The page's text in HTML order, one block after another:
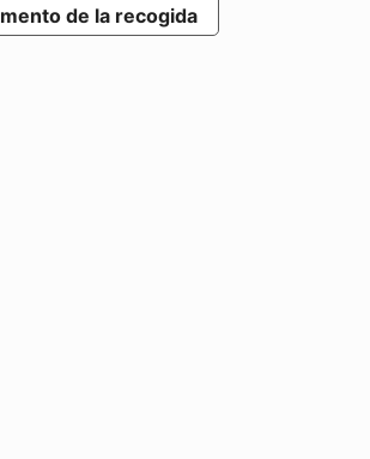
de la recogida